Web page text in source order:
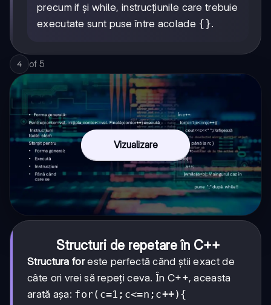
precum if și while, instrucțiunile care trebuie
executate sunt puse între acolade {}.
4 of 5
Vizualizare
Structuri de repetare în C++
Structura foreste perfectă când știi exact de
câte ori vrei să repeți ceva. În C++, aceasta
arată așa: for(c=1;c<=n;c++){